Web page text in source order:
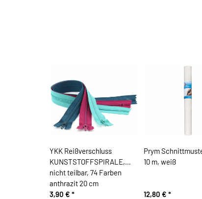
YKK Reißverschluss
KUNSTSTOFFSPIRALE,
nicht teilbar, 74 Farben
anthrazit 20 cm
3,90 € *
Prym
10 m, weiß
12,80 € *